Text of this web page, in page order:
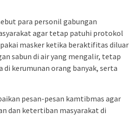
para personil gabungan
agar tetap patuhi protokol
masker ketika beraktifitas diluar
sabun di air yang mengalir, tetap
di kerumunan orang banyak, serta
pesan-pesan kamtibmas agar
dan ketertiban masyarakat di